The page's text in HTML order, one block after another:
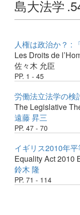
島大法学
人権は政治か？ :
Les Droits de
佐々木 允臣
PP. 1 - 45
労働法立法学の検
The Legislative
遠藤 昇三
PP. 47 - 70
イギリス2010年
Equality Act 2010
鈴木 隆
PP. 71 - 114